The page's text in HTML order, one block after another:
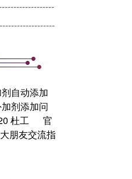
自动添加
剂添加问
杜工 官
朋友交流指